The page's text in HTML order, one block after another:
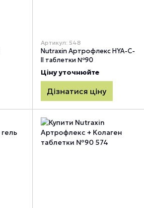
Артикул: 548
Nutraxin Артрофлекс HYA-C-
II таблетки №90
Ціну уточнюйте
Дізнатися ціну